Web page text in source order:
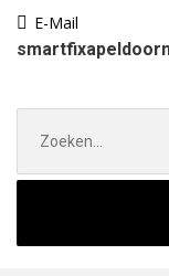
E-Mail
naar: